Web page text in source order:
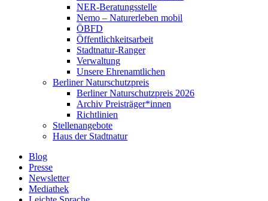
NER-Beratungsstelle
Nemo – Naturerleben mobil
ÖBFD
Öffentlichkeitsarbeit
Stadtnatur-Ranger
Verwaltung
Unsere Ehrenamtlichen
Berliner Naturschutzpreis
Berliner Naturschutzpreis 2026
Archiv Preisträger*innen
Richtlinien
Stellenangebote
Haus der Stadtnatur
Blog
Presse
Newsletter
Mediathek